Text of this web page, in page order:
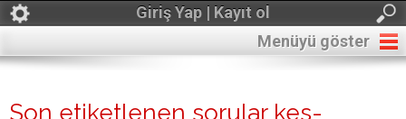
Giriş Yap | Kayıt ol
Menüyü göster
Son etiketlenen sorular kes-